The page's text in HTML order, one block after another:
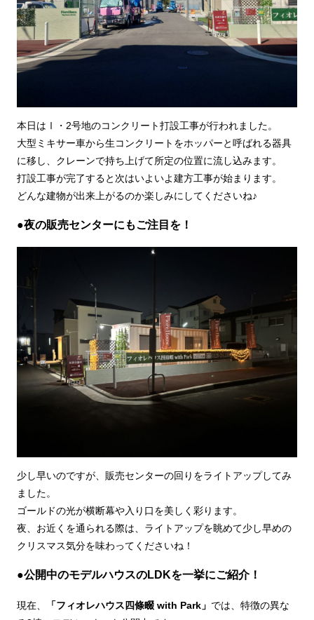
本日はⅠ・2号地のコンクリート打設工事が行われました。
大型ミキサー車から生コンクリートをホッパーと呼ばれる器具
に移し、クレーンで持ち上げて所定の位置に流し込みます。
打設工事が完了すると次はいよいよ建方工事が始まります。
どんな建物が出来上がるのか楽しみにしてくださいね♪
●夜の販売センターにもご注目を！
少し早いのですが、販売センターの回りをライトアップしてみ
ました。
ゴールドの光が横断幕や入り口を美しく彩ります。
夜、お近くを通られる際は、ライトアップを眺めて少し早めの
クリスマス気分を味わってくださいね！
●公開中のモデルハウスのLDKを一挙にご紹介！
現在、 「フィオレハウス四條畷 with Park」 では、特徴の異な